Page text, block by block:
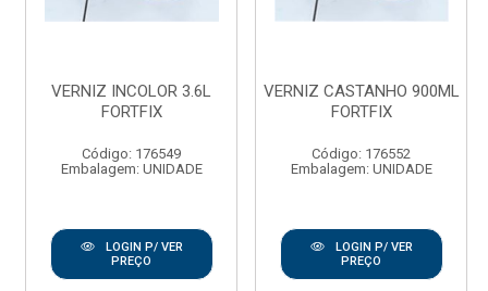
VERNIZ INCOLOR 3.6L
FORTFIX
Código: 176549
Embalagem: UNIDADE
LOGIN P/ VER
PREÇO
VERNIZ CASTANHO 900ML
FORTFIX
Código: 176552
Embalagem: UNIDADE
LOGIN P/ VER
PREÇO